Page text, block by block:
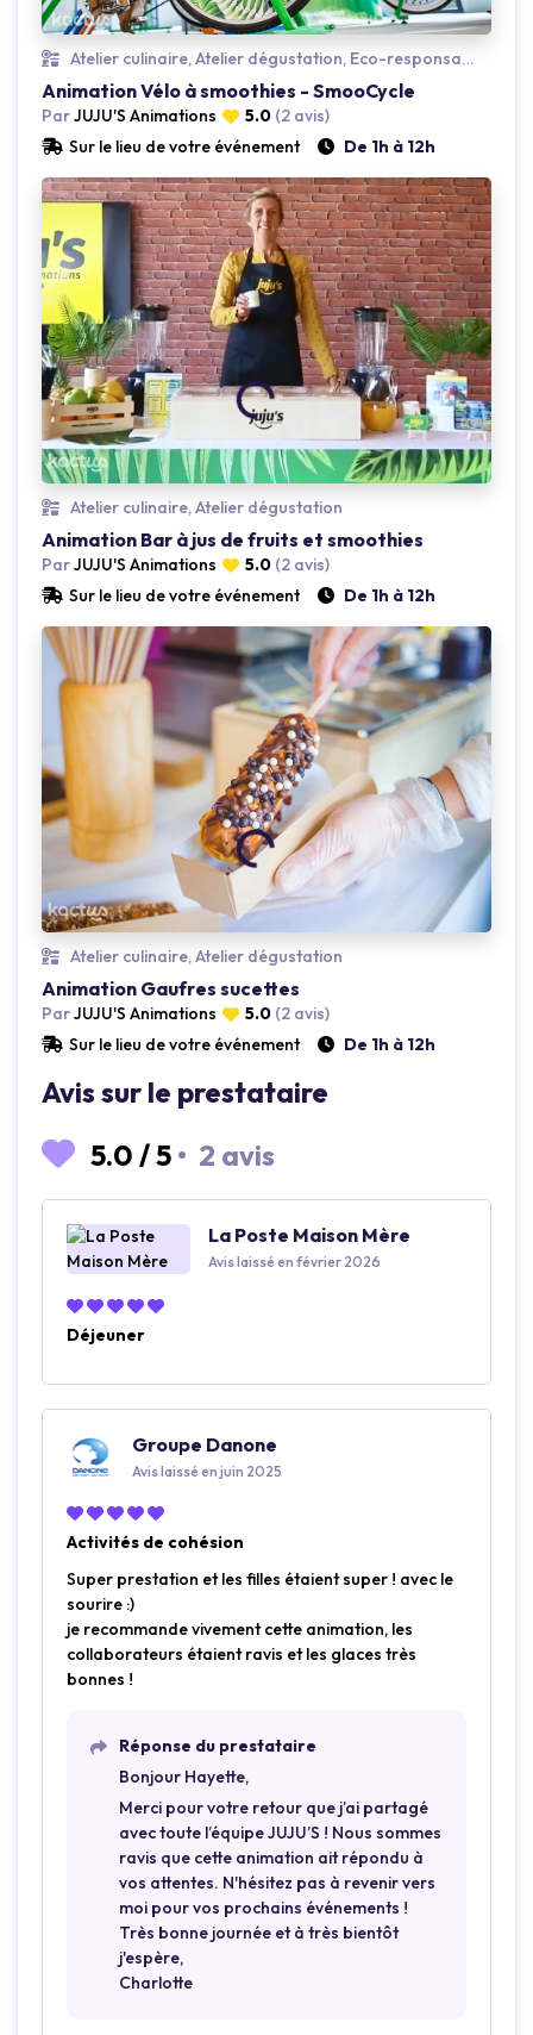
Atelier culinaire, Atelier dégustation, Eco-responsable
Animation Vélo à smoothies - SmooCycle
ParJUJU'S Animations 5.0 (2 avis)
Sur le lieu de votre événement
De 1h à 12h
Loading...
Atelier culinaire, Atelier dégustation
Animation Bar à jus de fruits et smoothies
ParJUJU'S Animations 5.0 (2 avis)
Sur le lieu de votre événement
De 1h à 12h
Loading...
Atelier culinaire, Atelier dégustation
Animation Gaufres sucettes
ParJUJU'S Animations 5.0 (2 avis)
Sur le lieu de votre événement
De 1h à 12h
Avis sur le prestataire
5.0 /5 • 2 avis
La Poste Maison Mère
Avis laissé en février 2026
Déjeuner
Groupe Danone
Avis laissé en juin 2025
Activités de cohésion
Super prestation et les filles étaient super ! avec le
sourire :)
je recommande vivement cette animation, les
collaborateurs étaient ravis et les glaces très
bonnes !
Réponse du prestataire
Bonjour Hayette,
Merci pour votre retour que j’ai partagé
avec toute l’équipe JUJU’S ! Nous sommes
ravis que cette animation ait répondu à
vos attentes. N'hésitez pas à revenir vers
moi pour vos prochains événements !
Très bonne journée et à très bientôt
j'espère,
Charlotte